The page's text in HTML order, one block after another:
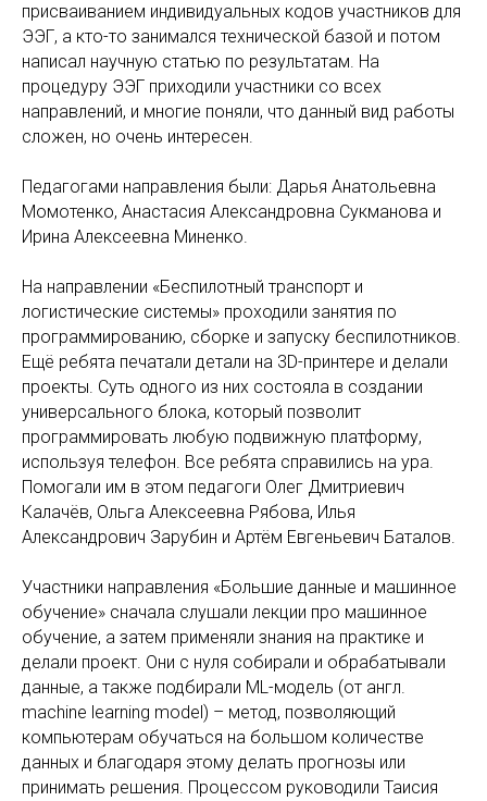
присваиванием индивидуальных кодов участников для
ЭЭГ, а кто-то занимался технической базой и потом
написал научную статью по результатам. На
процедуру ЭЭГ приходили участники со всех
направлений, и многие поняли, что данный вид работы
сложен, но очень интересен.
Педагогами направления были: Дарья Анатольевна
Момотенко, Анастасия Александровна Сукманова и
Ирина Алексеевна Миненко.
На направлении «Беспилотный транспорт и
логистические системы» проходили занятия по
программированию, сборке и запуску беспилотников.
Ещё ребята печатали детали на 3D-принтере и делали
проекты. Суть одного из них состояла в создании
универсального блока, который позволит
программировать любую подвижную платформу,
используя телефон. Все ребята справились на ура.
Помогали им в этом педагоги Олег Дмитриевич
Калачёв, Ольга Алексеевна Рябова, Илья
Александрович Зарубин и Артём Евгеньевич Баталов.
Участники направления «Большие данные и машинное
обучение» сначала слушали лекции про машинное
обучение, а затем применяли знания на практике и
делали проект. Они с нуля собирали и обрабатывали
данные, а также подбирали ML-модель (от англ.
machine learning model) – метод, позволяющий
компьютерам обучаться на большом количестве
данных и благодаря этому делать прогнозы или
принимать решения. Процессом руководили Таисия